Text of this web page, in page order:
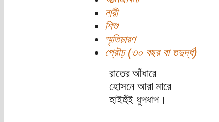
নারী
শিশু
স্মৃতিচারণ
প্রৌঢ় (৩০ বছর বা তদুর্দ্ধ)
রাতের আঁধারে
হোসনে আরা মারে
হাইহুঁই ধুপধাপ।